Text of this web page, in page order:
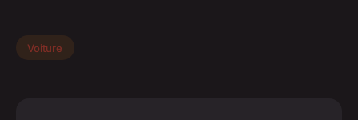
Voiture